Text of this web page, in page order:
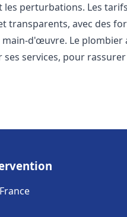
perturbations. Les
transparents, avec des
d'œuvre. Le plombier
services, pour